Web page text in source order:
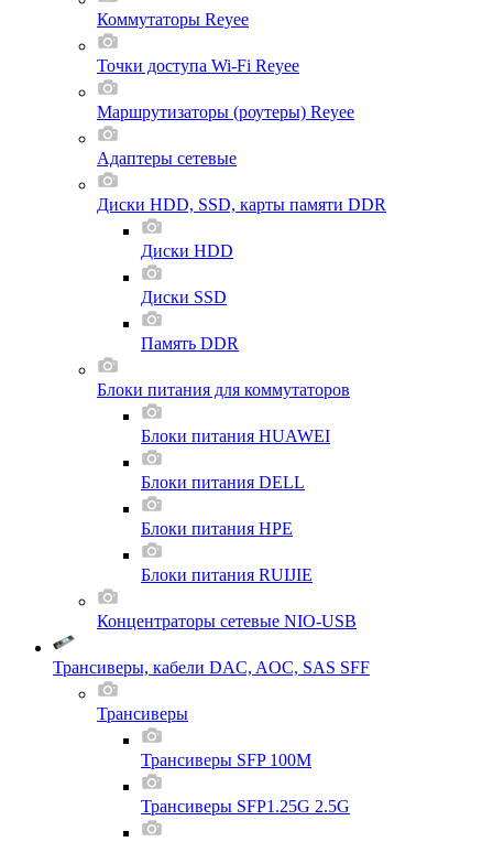
Коммутаторы Reyee
Точки доступа Wi-Fi Reyee
Маршрутизаторы (роутеры) Reyee
Адаптеры сетевые
Диски HDD, SSD, карты памяти DDR
Диски HDD
Диски SSD
Память DDR
Блоки питания для коммутаторов
Блоки питания HUAWEI
Блоки питания DELL
Блоки питания HPE
Блоки питания RUIJIE
Концентраторы сетевые NIO-USB
Трансиверы, кабели DAC, AOC, SAS SFF
Трансиверы
Трансиверы SFP 100M
Трансиверы SFP1.25G 2.5G